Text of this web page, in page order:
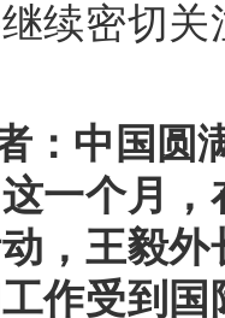
续密切
：中国圆
一个月
，王毅
作受到